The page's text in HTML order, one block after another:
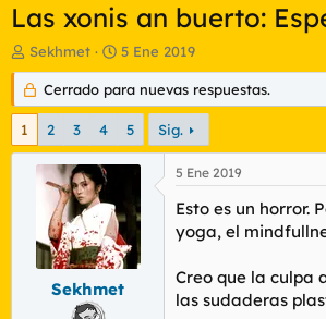
Las xonis an buerto:
I
n
i
c
a
d
e
Sekhmet
F
e
c
h
a
d
e
i
c
i
o
5 Ene 2019
Cerrado para nuevas respuestas.
1 2 3 4 5 Sig.
Sekhmet
5 Ene 2019
Esto es un horror.
yoga, el
Creo que la culpa
las sudaderas